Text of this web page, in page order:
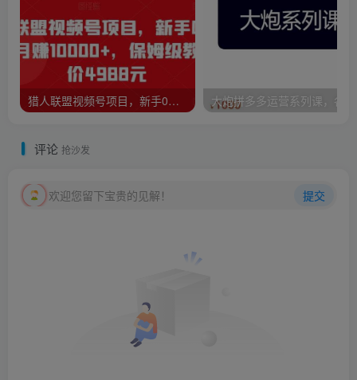
猎人联盟视频号项目，新手0基础轻松月赚10000+，保姆级教程原价4988元
评论 抢沙发
欢迎您留下宝贵的见解！ 提交